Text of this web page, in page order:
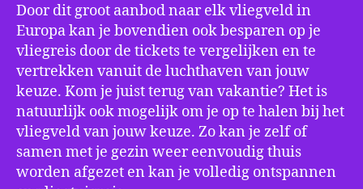
Door dit groot aanbod naar elk vliegveld in
Europa kan je bovendien ook besparen op je
vliegreis door de tickets te vergelijken en te
vertrekken vanuit de luchthaven van jouw
keuze. Kom je juist terug van vakantie? Het is
natuurlijk ook mogelijk om je op te halen bij het
vliegveld van jouw keuze. Zo kan je zelf of
samen met je gezin weer eenvoudig thuis
worden afgezet en kan je volledig ontspannen